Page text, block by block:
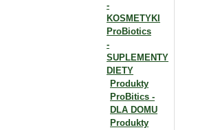
-
KOSMETYKI
ProBiotics
-
SUPLEMENTY
DIETY
Produkty
ProBitics -
DLA DOMU
Produkty